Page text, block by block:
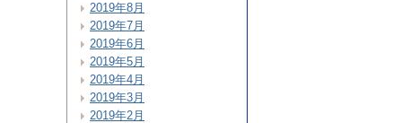
2019年8月
2019年7月
2019年6月
2019年5月
2019年4月
2019年3月
2019年2月